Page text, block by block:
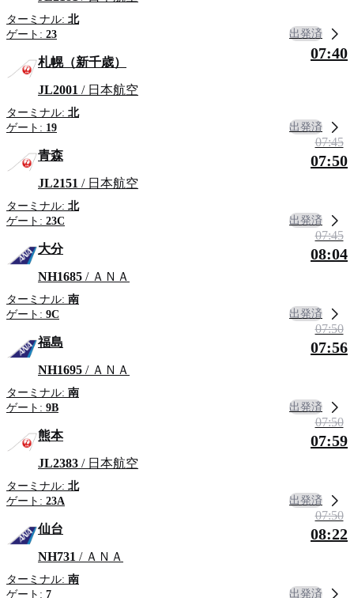
ターミナル: 北
ゲート: 23 出発済
札幌（新千歳）
JL2001 / 日本航空
ターミナル: 北
ゲート: 19
07:40
出発済
青森
JL2151 / 日本航空
ターミナル: 北
ゲート: 23C
07:45
07:50
出発済
大分
NH1685 / ＡＮＡ
ターミナル: 南
ゲート: 9C
07:45
08:04
出発済
福島
NH1695 / ＡＮＡ
ターミナル: 南
ゲート: 9B
07:50
07:56
出発済
熊本
JL2383 / 日本航空
ターミナル: 北
ゲート: 23A
07:50
07:59
出発済
仙台
NH731 / ＡＮＡ
ターミナル: 南
ゲート: 7
07:50
08:22
出発済